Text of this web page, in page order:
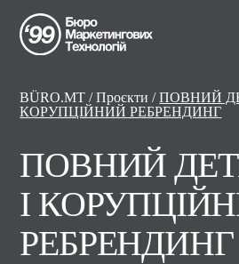
BÜRO.MT /Проєкти /ПОВНИЙ
КОРУПЦІЙНИЙ РЕБРЕНДИНГ
ПОВНИЙ
І
РЕБРЕНДИНГ